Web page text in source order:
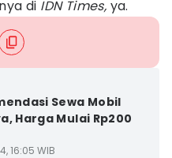
di IDN Times, ya.
Sewa Mobil
Harga Mulai Rp200
16:05 WIB